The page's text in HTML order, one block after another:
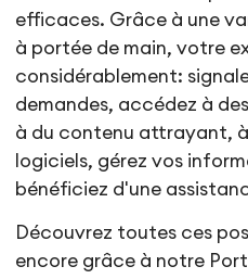
efficaces. Grâce à une
à portée de main, votre
considérablement:
demandes, accédez à
à du contenu attrayant,
logiciels, gérez vos
bénéficiez d'une
Découvrez toutes ces
encore grâce à notre